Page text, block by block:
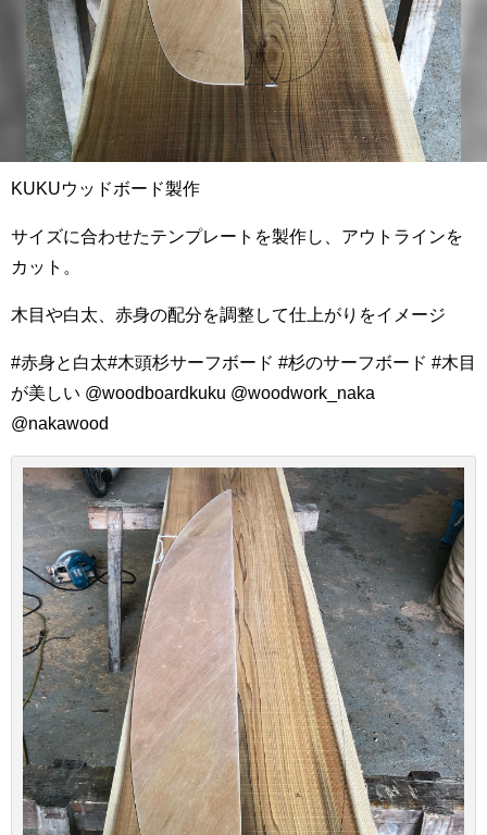
KUKUウッドボード製作
サイズに合わせたテンプレートを製作し、アウトラインを
カット。
木目や白太、赤身の配分を調整して仕上がりをイメージ
#赤身と白太#木頭杉サーフボード #杉のサーフボード #木目
が美しい @woodboardkuku @woodwork_naka
@nakawood